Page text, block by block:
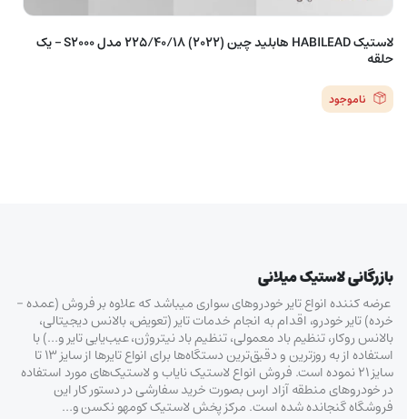
لاستیک HABILEAD هابلید چین (2022) 225/40/18 مدل S2000 – یک
حلقه
ناموجود
بازرگانی لاستیک میلانی
عرضه کننده انواع تایر خودروهای سواری میباشد که علاوه بر فروش (عمده –
خرده‌) تایر خودرو، اقدام به انجام خدمات تایر (تعویض، بالانس دیجیتالی،
بالانس روکار، تنظیم باد معمولی، تنظیم باد نیتروژن، عیب‌یابی تایر و…) با
استفاده از به روزترین و دقیق‌ترین دستگاه‌ها برای انواع تایرها از سایز ۱۳ تا
سایز ۲۱ نموده است. فروش انواع لاستیک‌ نایاب و لاستیک‌های مورد استفاده
در خودروهای منطقه آزاد ارس بصورت خرید سفارشی در دستور کار این
فروشگاه گنجانده شده است. مرکز پخش لاستیک کومهو نکسن و…